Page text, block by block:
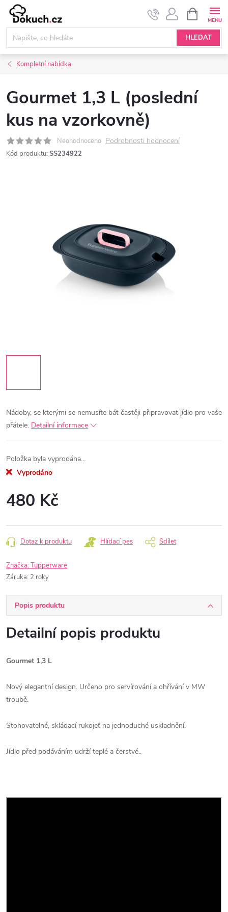
Přejít
obsah
HLEDAT
NÁKUPNÍ
KOŠÍK
Kompletní nabídka
Gourmet 1,3 L (poslední
kus na vzorkovně)
Neohodnoceno Podrobnosti hodnocení
Kód produktu: SS234922
Nádoby, se kterými se nemusíte bát častěji připravovat jídlo pro vaše
přátele. Detailní informace
Položka byla vyprodána…
Vyprodáno
480 Kč
cena:
Dotaz k produktu Hlídací pes Sdílet
Značka:Tupperware
Záruka: 2 roky
Popis produktu
Detailní popis produktu
Gourmet 1,3 L
Nový elegantní design. Určeno pro servírování a ohřívání v MW
troubě.
Stohovatelné, skládací rukojeť na jednoduché uskladnění.
Jídlo před podáváním udrží teplé a čerstvé..